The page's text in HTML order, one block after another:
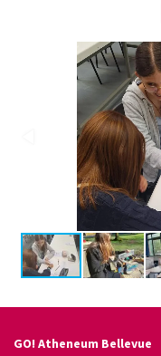
GO! Atheneum Bellevue